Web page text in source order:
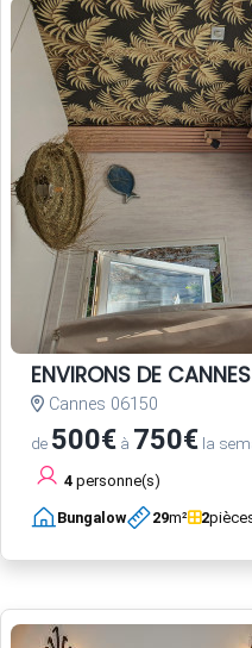
ENVIRONS DE
Cannes 06150
de 500€ à 750€ la
4 personne(s)
Bungalow 29m² 2